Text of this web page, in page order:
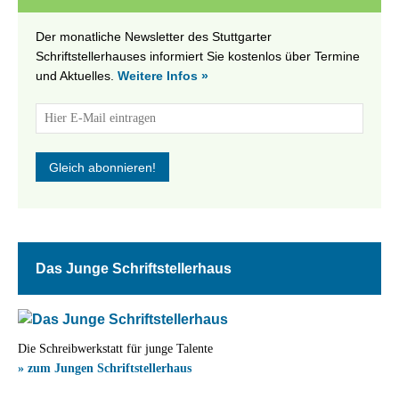
Der monatliche Newsletter des Stuttgarter
Schriftstellerhauses informiert Sie kostenlos über Termine
und Aktuelles. Weitere Infos »
Das Junge Schriftstellerhaus
Die Schreibwerkstatt für junge Talente
» zum Jungen Schriftstellerhaus